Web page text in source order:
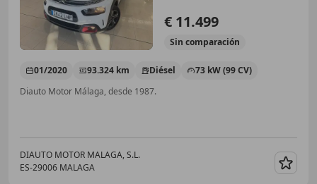
€ 11.499
Sin comparación
01/2020 93.324 km Diésel
73 kW (99 CV)
Diauto Motor Málaga, desde 1987.
DIAUTO MOTOR MALAGA, S.L.
ES-29006 MALAGA